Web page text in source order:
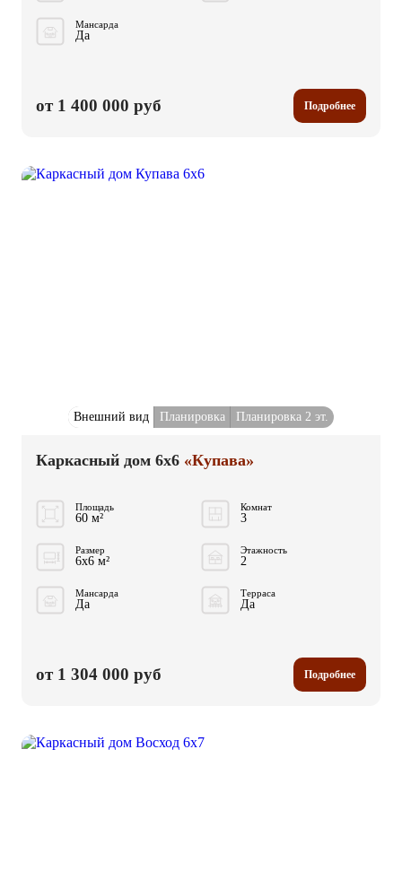
Мансарда
Да
от 1 400 000 руб Подробнее
Внешний вид Планировка Планировка 2 эт.
Каркасный дом 6x6 «Купава»
Площадь
60 м²
Комнат
3
Размер
6x6 м²
Этажность
2
Мансарда
Да
Терраса
Да
от 1 304 000 руб Подробнее